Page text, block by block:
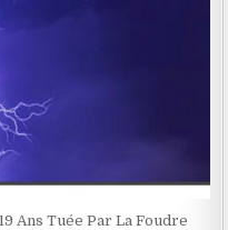
Ans Tuée Par La Foudre